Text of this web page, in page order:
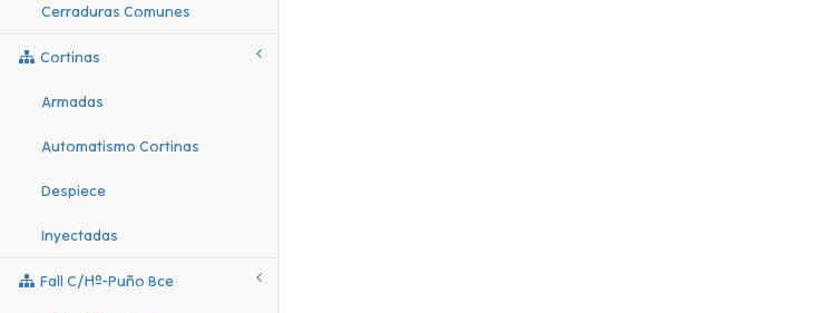
Cerraduras Comunes
Cortinas
Armadas
Automatismo Cortinas
Despiece
Inyectadas
Fall C/hº-Puño Bce